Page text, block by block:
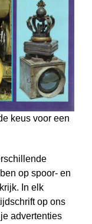
keus voor een
op spoor- en
In elk
op ons
advertenties